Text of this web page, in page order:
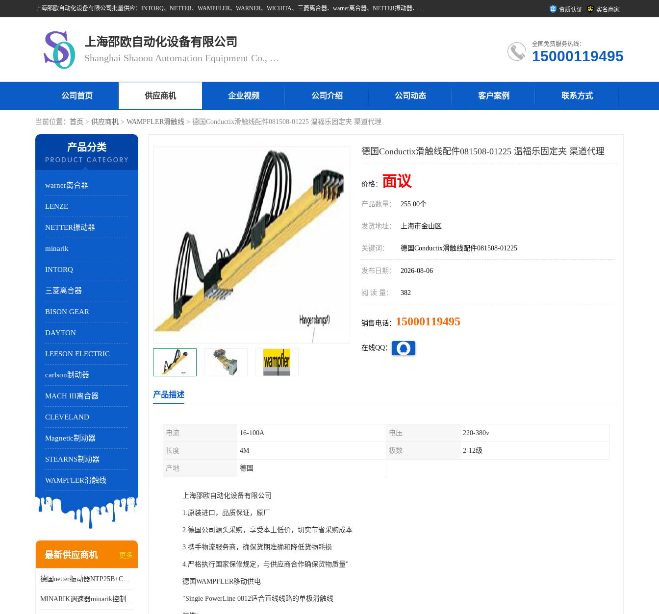
上海邵欧自动化设备有限公司批量供应：INTORQ、NETTER、WAMPFLER、WARNER、WICHITA、三菱离合器、warner离合器、NETTER振动器、WAMPFLER滑触线。上海邵欧自动化设备有限公司提供创新技术与产品解决方案，让客户享有高性价比，优质的产品和服务，我们坚持以持续技术和服务创新为客户不断创造价值。欢迎来电咨询！ 资质认证 实名商家
上海邵欧自动化设备有限公司
Shanghai Shaoou Automation Equipment Co., Ltd
全国免费服务热线：
15000119495
公司首页 供应商机 企业视频 公司介绍 公司动态 客户案例 联系方式
当前位置： 首页 > 供应商机 > WAMPFLER滑触线 > 德国Conductix滑触线配件081508-01225 温福乐固定夹 渠道代理
产品分类
warner离合器
LENZE
NETTER振动器
minarik
INTORQ
三菱离合器
BISON GEAR
DAYTON
LEESON ELECTRIC
carlson制动器
MACH III离合器
CLEVELAND
Magnetic制动器
STEARNS制动器
WAMPFLER滑触线
最新供应商机 更多
德国netter振动器NTP25B+C进口品质现货销售
MINARIK调速器minarik控制器Minarik驱动器
德国Conductix滑触线配件081508-01225 温福乐固定夹 渠道代理
价格： 面议
产品数量： 255.00个
发货地址： 上海市金山区
关键词： 德国Conductix滑触线配件081508-01225
发布日期： 2026-08-06
阅 读 量： 382
销售电话： 15000119495
在线QQ：
产品描述
电流 16-100A 电压 220-380v
长度 4M 极数 2-12级
产地 德国
上海邵欧自动化设备有限公司
1.原装进口，品质保证，原厂
2.德国公司源头采购，享受本土低价，切实节省采购成本
3.携手物流服务商，确保货期准确和降低货物耗损
4.严格执行国家保修规定，与供应商合作确保货物质量"
德国WAMPFLER移动供电
"Single PowerLine 0812适合直线线路的单极滑触线